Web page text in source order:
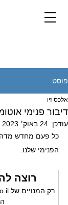
פוסט
דיבור פנימי
אלכס זיו
עודכן: 24 באוק׳ 2023
כל פעם מחדש
הפנימי שלנו.
רוצה